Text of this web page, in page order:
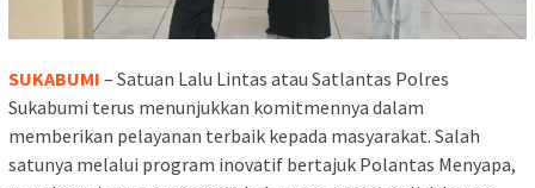
SUKABUMI – Satuan Lalu Lintas atau Satlantas Polres
Sukabumi terus menunjukkan komitmennya dalam
memberikan pelayanan terbaik kepada masyarakat. Salah
satunya melalui program inovatif bertajuk Polantas Menyapa,